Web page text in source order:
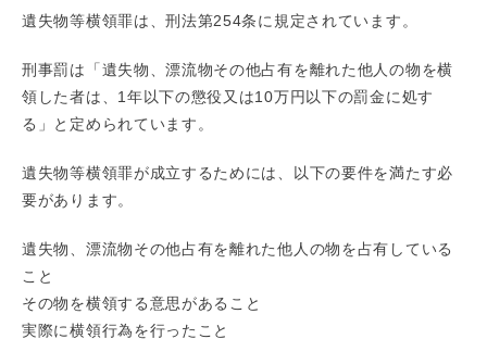
遺失物等横領罪は、刑法第254条に規定されています。
刑事罰は「遺失物、漂流物その他占有を離れた他人の物を横
領した者は、1年以下の懲役又は10万円以下の罰金に処す
る」と定められています。
遺失物等横領罪が成立するためには、以下の要件を満たす必
要があります。
遺失物、漂流物その他占有を離れた他人の物を占有している
こと
その物を横領する意思があること
実際に横領行為を行ったこと